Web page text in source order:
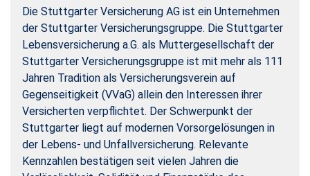
Die Stuttgarter Versicherung AG ist ein Unternehmen
der Stuttgarter Versicherungsgruppe. Die Stuttgarter
Lebensversicherung a.G. als Muttergesellschaft der
Stuttgarter Versicherungsgruppe ist mit mehr als 111
Jahren Tradition als Versicherungsverein auf
Gegenseitigkeit (VVaG) allein den Interessen ihrer
Versicherten verpflichtet. Der Schwerpunkt der
Stuttgarter liegt auf modernen Vorsorgelösungen in
der Lebens- und Unfallversicherung. Relevante
Kennzahlen bestätigen seit vielen Jahren die